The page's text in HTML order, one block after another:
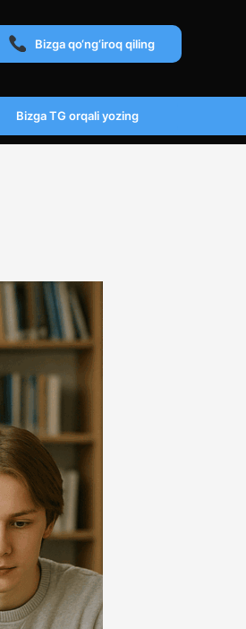
Bizga qo‘ng‘iroq qiling
Bizga TG orqali yozing